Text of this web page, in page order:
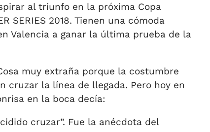
al triunfo en la próxima Copa
SERIES 2018. Tienen una cómoda
Valencia a ganar la última prueba de la
muy extraña porque la costumbre
cruzar la línea de llegada. Pero hoy en
en la boca decía:
cruzar”. Fue la anécdota del